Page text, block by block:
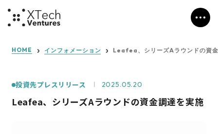
HOME インフォメーション Leafea、シリーズAラウンドの資
投資先プレスリリース 2025.05.20
Leafea、シリーズAラウンドの資金調達を実施